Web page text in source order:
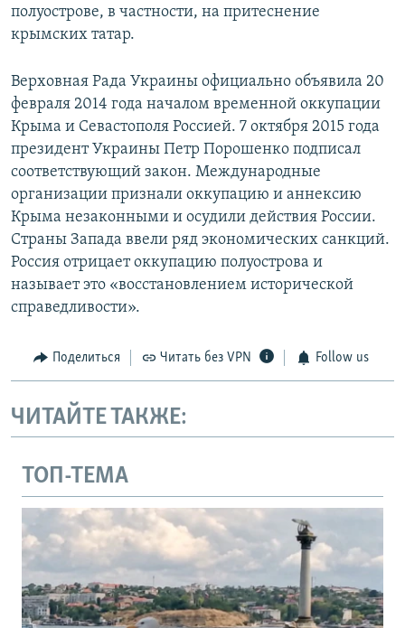
полуострове, в частности, на притеснение
крымских татар.
Верховная Рада Украины официально объявила 20
февраля 2014 года началом временной оккупации
Крыма и Севастополя Россией. 7 октября 2015 года
президент Украины Петр Порошенко подписал
соответствующий закон. Международные
организации признали оккупацию и аннексию
Крыма незаконными и осудили действия России.
Страны Запада ввели ряд экономических санкций.
Россия отрицает оккупацию полуострова и
называет это «восстановлением исторической
справедливости».
Поделиться Читать без VPN Follow us
ЧИТАЙТЕ ТАКЖЕ:
ТОП-ТЕМА